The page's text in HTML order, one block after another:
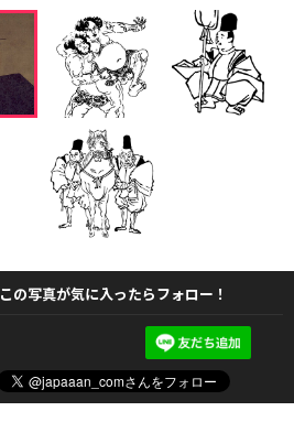
この写真が気に入ったらフォロー！